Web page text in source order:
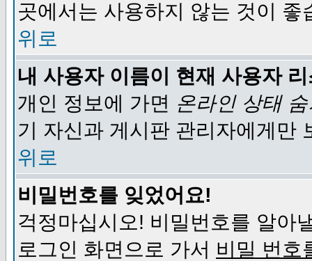
곳에서는 사용하지 않는 것이 좋
위로
내 사용자 이름이 현재 사용자
개인 정보에 가면 온라인 상태
기 자신과 게시판 관리자에게만
위로
비밀번호를 잊었어요!
걱정마십시오! 비밀번호를 알아
로그인 화면으로 가서 비밀 번호